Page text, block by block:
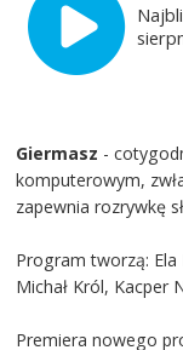
Giermasz -
komputerowym,
zapewnia rozrywkę
Program tworzą: Ela
Michał Król, Kacper
Premiera nowego